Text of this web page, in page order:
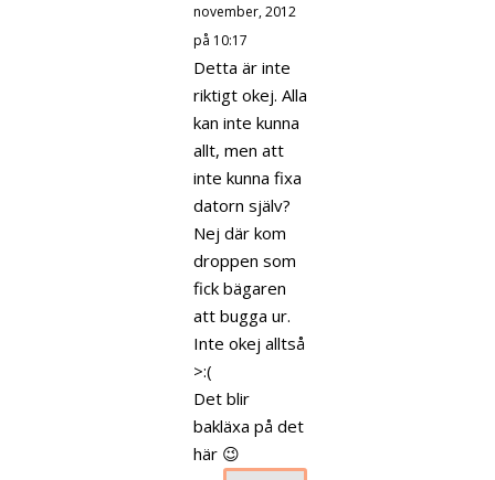
november, 2012
på 10:17
Detta är inte
riktigt okej. Alla
kan inte kunna
allt, men att
inte kunna fixa
datorn själv?
Nej där kom
droppen som
fick bägaren
att bugga ur.
Inte okej alltså
>:(
Det blir
bakläxa på det
här 😉